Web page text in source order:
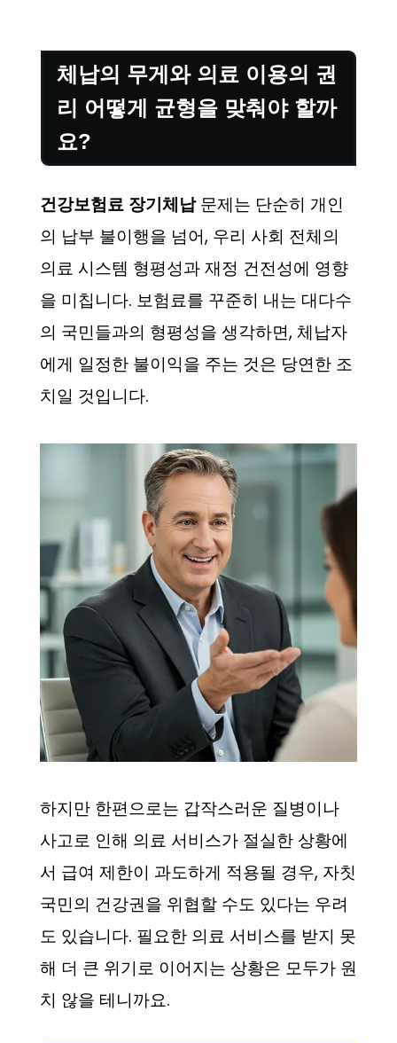
체납의 무게와 의료 이용의 권
리 어떻게 균형을 맞춰야 할까
요?
건강보험료 장기체납문제는 단순히 개인
의 납부 불이행을 넘어, 우리 사회 전체의
의료 시스템 형평성과 재정 건전성에 영향
을 미칩니다. 보험료를 꾸준히 내는 대다수
의 국민들과의 형평성을 생각하면, 체납자
에게 일정한 불이익을 주는 것은 당연한 조
치일 것입니다.
하지만 한편으로는 갑작스러운 질병이나
사고로 인해 의료 서비스가 절실한 상황에
서 급여 제한이 과도하게 적용될 경우, 자칫
국민의 건강권을 위협할 수도 있다는 우려
도 있습니다. 필요한 의료 서비스를 받지 못
해 더 큰 위기로 이어지는 상황은 모두가 원
치 않을 테니까요.